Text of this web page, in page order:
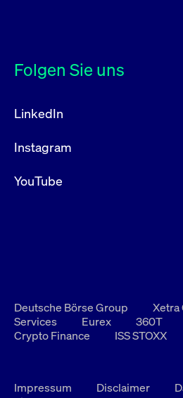
Folgen Sie uns
LinkedIn
Instagram
YouTube
Deutsche Börse Group Xetra
Services
Eurex 360T
Crypto Finance
ISS STOXX
Impressum Disclaimer